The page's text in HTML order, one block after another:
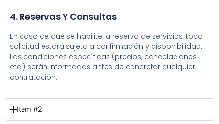
4. Reservas Y Consultas
En caso de que se habilite la reserva de servicios, toda
solicitud estará sujeta a confirmación y disponibilidad.
Las condiciones específicas (precios, cancelaciones,
etc.) serán informadas antes de concretar cualquier
contratación.
Item #2